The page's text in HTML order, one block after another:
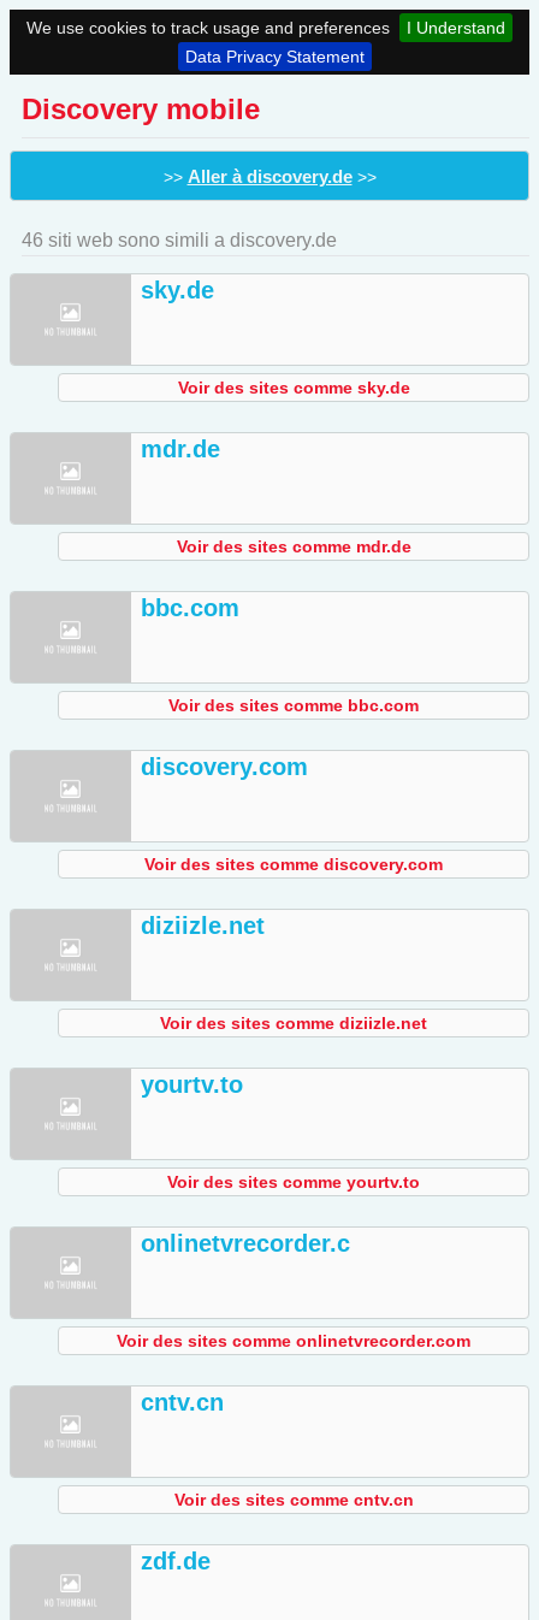
We use cookies to track usage and preferences
I Understand
Data Privacy Statement
Discovery mobile
>> Aller à discovery.de>>
46 siti web sono simili a discovery.de
sky.de
Voir des sites comme sky.de
mdr.de
Voir des sites comme mdr.de
bbc.com
Voir des sites comme bbc.com
discovery.com
Voir des sites comme discovery.com
diziizle.net
Voir des sites comme diziizle.net
yourtv.to
Voir des sites comme yourtv.to
onlinetvrecorder.c
Voir des sites comme onlinetvrecorder.com
cntv.cn
Voir des sites comme cntv.cn
zdf.de